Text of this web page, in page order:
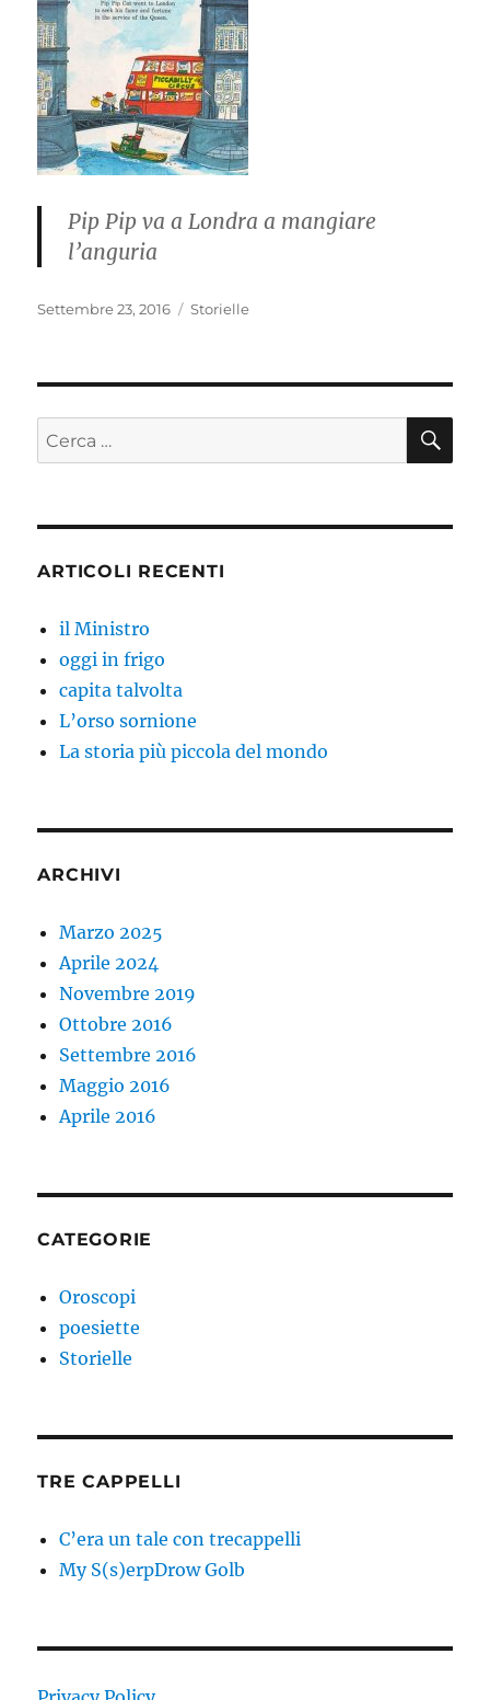
Pip Pip va a Londra a mangiare
l’anguria
Pubblicato
Settembre 23, 2016 Categorie
Storielle
Cerca:
ARTICOLI RECENTI
il Ministro
oggi in frigo
capita talvolta
L’orso sornione
La storia più piccola del mondo
ARCHIVI
Marzo 2025
Aprile 2024
Novembre 2019
Ottobre 2016
Settembre 2016
Maggio 2016
Aprile 2016
CATEGORIE
Oroscopi
poesiette
Storielle
TRE CAPPELLI
C’era un tale con trecappelli
My S(s)erpDrow Golb